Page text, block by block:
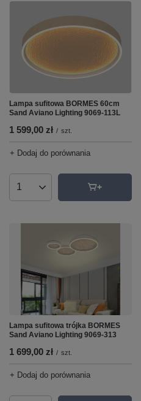
Lampa sufitowa BORMES 60cm
Sand Aviano Lighting 9069-113L
1 599,00 zł / szt.
+ Dodaj do porównania
Ilość produktów
Lampa sufitowa trójka BORMES
Sand Aviano Lighting 9069-313
1 699,00 zł / szt.
+ Dodaj do porównania